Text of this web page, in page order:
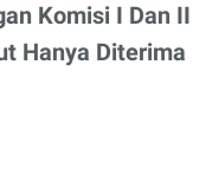
Komisi I Dan II
Hanya Diterima